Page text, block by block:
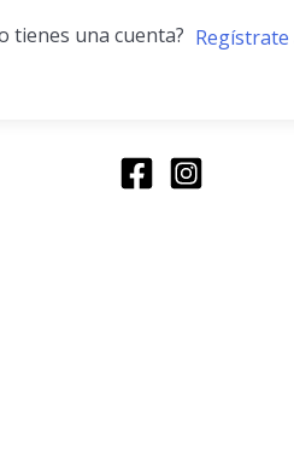
tienes una cuenta?